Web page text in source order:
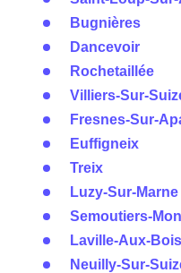
Bugnières
Dancevoir
Rochetaillée
Villiers-Sur-
Fresnes-Sur-
Euffigneix
Treix
Luzy-Sur-Marne
Semoutiers-
Laville-Aux-Bois
Neuilly-Sur-